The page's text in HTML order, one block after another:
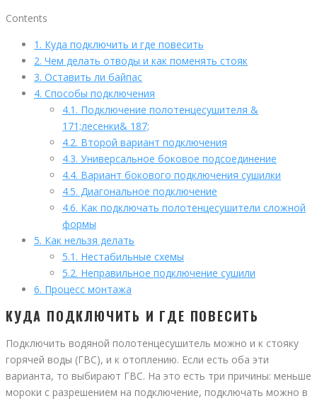
Contents
1. Куда подключить и где повесить
2. Чем делать отводы и как поменять стояк
3. Оставить ли байпас
4. Способы подключения
4.1. Подключение полотенцесушителя &
171;лесенки& 187;
4.2. Второй вариант подключения
4.3. Универсальное боковое подсоединение
4.4. Вариант бокового подключения сушилки
4.5. Диагональное подключение
4.6. Как подключать полотенцесушители сложной
формы
5. Как нельзя делать
5.1. Нестабильные схемы
5.2. Неправильное подключение сушили
6. Процесс монтажа
КУДА ПОДКЛЮЧИТЬ И ГДЕ ПОВЕСИТЬ
Подключить водяной полотенцесушитель можно и к стояку
горячей воды (ГВС), и к отоплению. Если есть оба эти
варианта, то выбирают ГВС. На это есть три причины: меньше
мороки с разрешением на подключение, подключать можно в